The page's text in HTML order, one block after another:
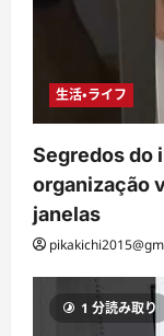
生活・ライフ
Segredos do
organização
janelas
1 分読み取り